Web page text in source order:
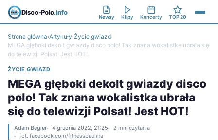
Disco-Polo.info
Newsy Klipy Koncerty TOP 20
Strona główna›Artykuły›Życie gwiazd›
MEGA głęboki dekolt gwiazdy disco polo! Tak znana wokalistka ubrała się
do telewizji Polsat! Jest HOT!
ŻYCIE GWIAZD
MEGA głęboki dekolt gwiazdy disco
polo! Tak znana wokalistka ubrała
się do telewizji Polsat! Jest HOT!
Adam Begier 4 grudnia 2022, 21:25
2 min czytania
fot. facebook.com/fitnesspaulina